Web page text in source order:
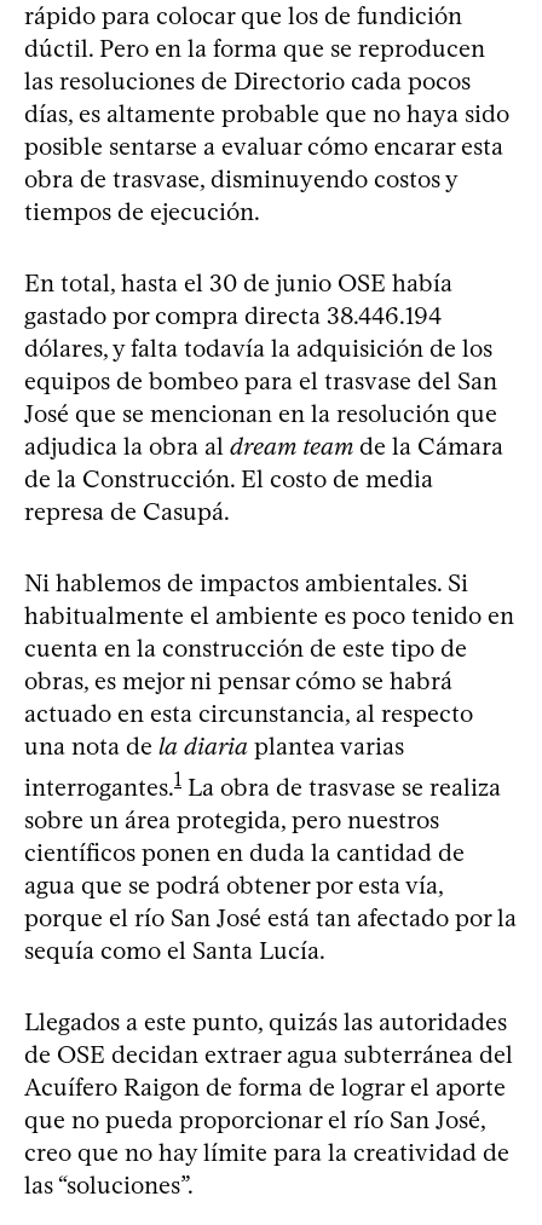
rápido para colocar que los de fundición
dúctil. Pero en la forma que se reproducen
las resoluciones de Directorio cada pocos
días, es altamente probable que no haya sido
posible sentarse a evaluar cómo encarar esta
obra de trasvase, disminuyendo costos y
tiempos de ejecución.
En total, hasta el 30 de junio OSE había
gastado por compra directa 38.446.194
dólares, y falta todavía la adquisición de los
equipos de bombeo para el trasvase del San
José que se mencionan en la resolución que
adjudica la obra al dream team de la Cámara
de la Construcción. El costo de media
represa de Casupá.
Ni hablemos de impactos ambientales. Si
habitualmente el ambiente es poco tenido en
cuenta en la construcción de este tipo de
obras, es mejor ni pensar cómo se habrá
actuado en esta circunstancia, al respecto
una nota de la diaria plantea varias
interrogantes.1 La obra de trasvase se realiza
sobre un área protegida, pero nuestros
científicos ponen en duda la cantidad de
agua que se podrá obtener por esta vía,
porque el río San José está tan afectado por la
sequía como el Santa Lucía.
Llegados a este punto, quizás las autoridades
de OSE decidan extraer agua subterránea del
Acuífero Raigon de forma de lograr el aporte
que no pueda proporcionar el río San José,
creo que no hay límite para la creatividad de
las “soluciones”.